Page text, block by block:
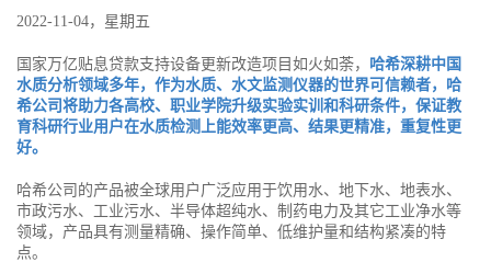
2022-11-04，星期五
国家万亿贴息贷款支持设备更新改造项目如火如荼， 哈希深耕中国
水质分析领域多年，作为水质、水文监测仪器的世界可信赖者，哈
希公司将助力各高校、职业学院升级实验实训和科研条件，保证教
育科研行业用户在水质检测上能效率更高、结果更精准，重复性更
好。
哈希公司的产品被全球用户广泛应用于饮用水、地下水、地表水、
市政污水、工业污水、半导体超纯水、制药电力及其它工业净水等
领域，产品具有测量精确、操作简单、低维护量和结构紧凑的特
点。